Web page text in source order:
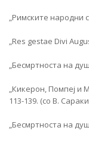
„Римските народни
„Res gestae Divi
„Бесмртноста на
„Кикерон, Помпеј и
113-139. (со В.
„Бесмртноста на